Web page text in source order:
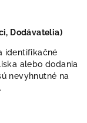
Dodávatelia)
identifikačné
alebo dodania
nevyhnutné na